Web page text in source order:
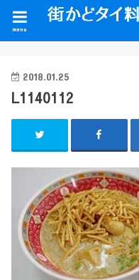
menu
2018.01.25
L1140112